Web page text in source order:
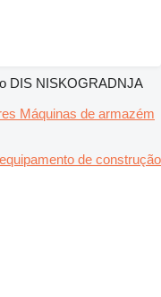
DIS NISKOGRADNJA
Máquinas de armazém
de construção